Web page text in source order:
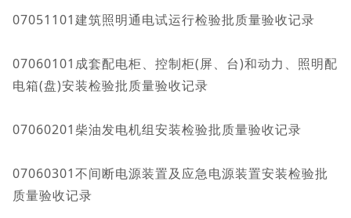
07051101建筑照明通电试运行检验批质量验收记录
07060101成套配电柜、控制柜(屏、台)和动力、照明配
电箱(盘)安装检验批质量验收记录
07060201柴油发电机组安装检验批质量验收记录
07060301不间断电源装置及应急电源装置安装检验批
质量验收记录